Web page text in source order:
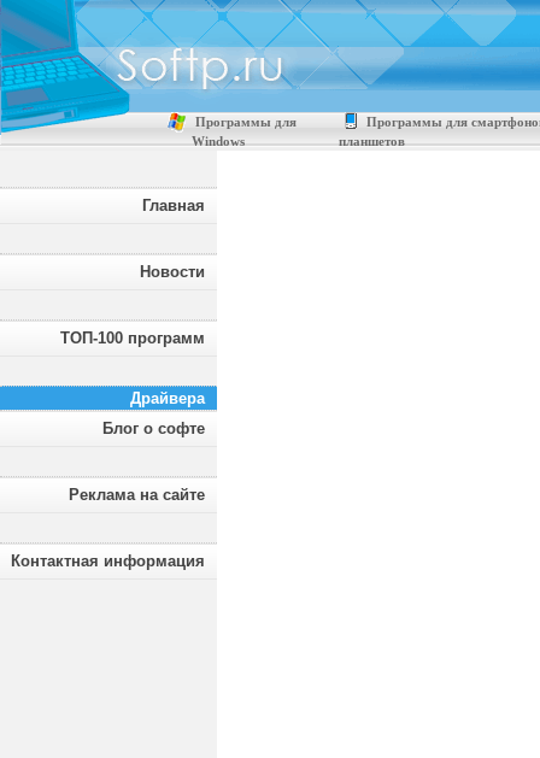
Программы для
Windows
Программы для
планшетов
Главная
Новости
ТОП-100 программ
Драйвера
Блог о софте
Реклама на сайте
Контактная информация